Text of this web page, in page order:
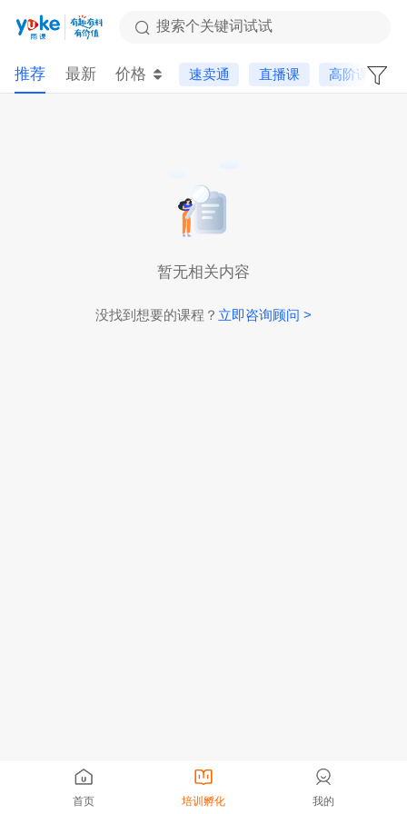
搜索个关键词试试
推荐 最新 价格 速卖通 直播课 高阶课
暂无相关内容
没找到想要的课程？ 立即咨询顾问 >
首页 培训孵化 我的